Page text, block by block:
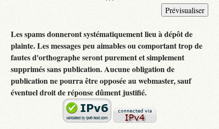
Les spams donneront systématiquement lieu à dépôt de
plainte. Les messages peu aimables ou comportant trop de
fautes d'orthographe seront purement et simplement
supprimés sans publication. Aucune obligation de
publication ne pourra être opposée au webmaster, sauf
éventuel droit de réponse dûment justifié.